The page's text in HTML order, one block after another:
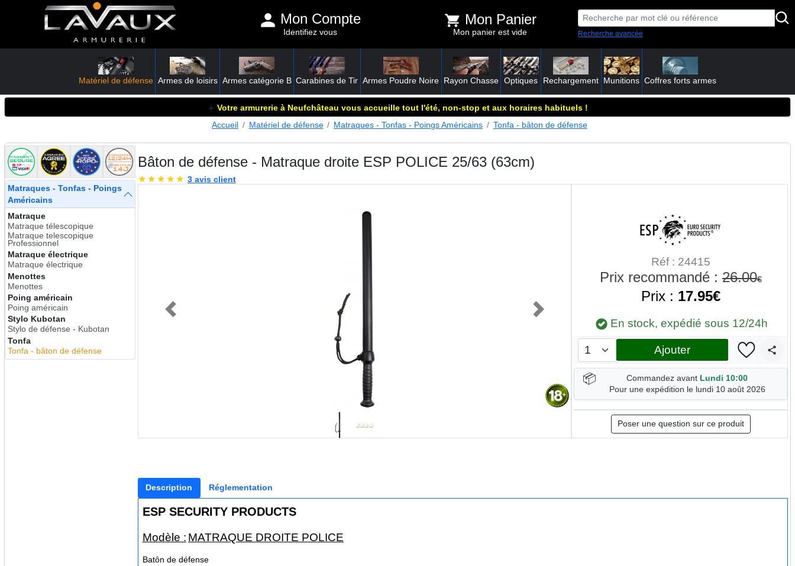
Mon Compte
Identifiez vous
Mon Panier
Mon panier est vide Recherche avancée
Matériel de défense Armes de loisirs Armes catégorie B Carabines de Tir Armes Poudre Noire Rayon Chasse Optiques Rechargement Munitions Coffres forts armes
☀️ Votre armurerie à Neufchâteau vous accueille tout l'été, non-stop et aux horaires habituels !
Accueil
Matériel de défense Matraques - Tonfas - Poings Américains Tonfa - bâton de défense
Matraques - Tonfas - Poings
Américains
Matraque
Matraque télescopique
Matraque telescopique
Professionnel
Matraque électrique
Matraque électrique
Menottes
Menottes
Poing américain
Poing américain
Stylo Kubotan
Stylo de défense - Kubotan
Tonfa
Tonfa - bâton de défense
Bâton de défense - Matraque droite ESP POLICE 25/63 (63cm)
★ ★ ★ ★ ★ 3 avis client
Previous Next
Réf : 24415
Prix recommandé :26.00€
Prix : 17.95€
En stock, expédié sous 12/24h
Ajouter
📦 Commandez avant Lundi 10:00
Pour une expédition le lundi 10 août 2026
Poser une question sur ce produit
Description Réglementation
ESP SECURITY PRODUCTS
Modèle : MATRAQUE DROITE POLICE
Batôn de défense